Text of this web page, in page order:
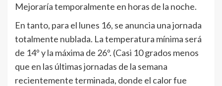
Mejoraría temporalmente en horas de la noche.
En tanto, para el lunes 16, se anuncia una jornada
totalmente nublada. La temperatura mínima será
de 14º y la máxima de 26º. (Casi 10 grados menos
que en las últimas jornadas de la semana
recientemente terminada, donde el calor fue